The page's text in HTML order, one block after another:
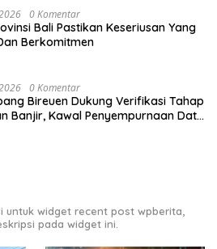
0 Komentar
Bali Pastikan Keseriusan Yang
Berkomitmen
0 Komentar
Bireuen Dukung Verifikasi Tahap
Banjir, Kawal Penyempurnaan Data
untuk widget recent post wpberita,
pada widget ini.